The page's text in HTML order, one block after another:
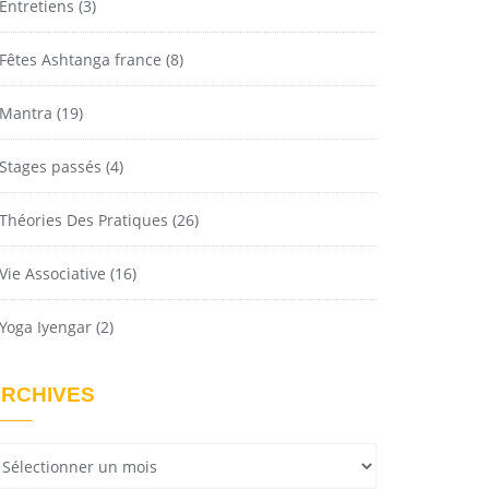
Entretiens (3)
Fêtes Ashtanga france (8)
Mantra (19)
Stages passés (4)
Théories Des Pratiques (26)
Vie Associative (16)
Yoga Iyengar (2)